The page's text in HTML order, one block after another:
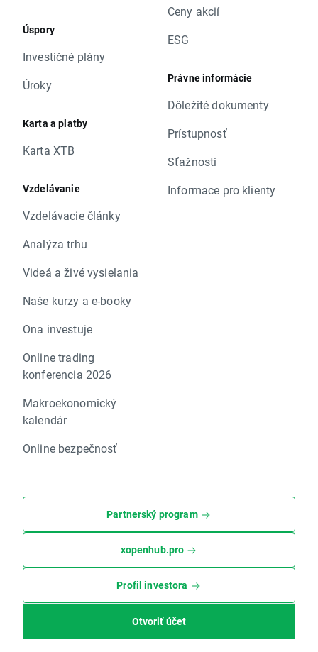
Úspory
Investičné plány
Úroky
Karta a platby
Karta XTB
Vzdelávanie
Vzdelávacie články
Analýza trhu
Videá a živé vysielania
Naše kurzy a e-booky
Ona investuje
Online trading
konferencia 2026
Makroekonomický
kalendár
Online bezpečnosť
Ceny akcií
ESG
Právne informácie
Dôležité dokumenty
Prístupnosť
Sťažnosti
Informace pro klienty
Partnerský program
xopenhub.pro
Profil investora
Otvoriť účet